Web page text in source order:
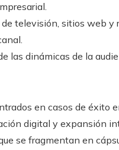
televisión, sitios web y
las dinámicas de la
en casos de éxito
digital y expansión
se fragmentan en